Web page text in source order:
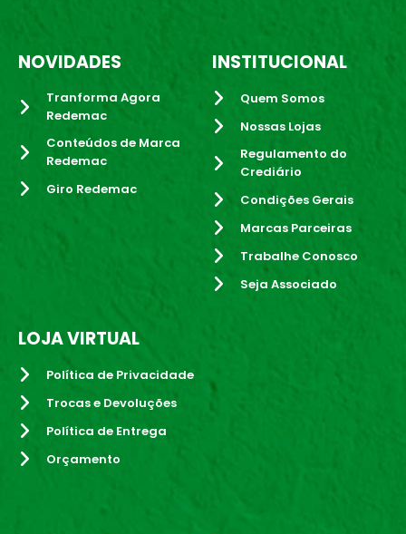
NOVIDADES
Tranforma Agora
Redemac
Conteúdos de Marca
Redemac
Giro Redemac
INSTITUCIONAL
Quem Somos
Nossas Lojas
Regulamento do
Crediário
Condições Gerais
Marcas Parceiras
Trabalhe Conosco
Seja Associado
LOJA VIRTUAL
Política de Privacidade
Trocas e Devoluções
Política de Entrega
Orçamento